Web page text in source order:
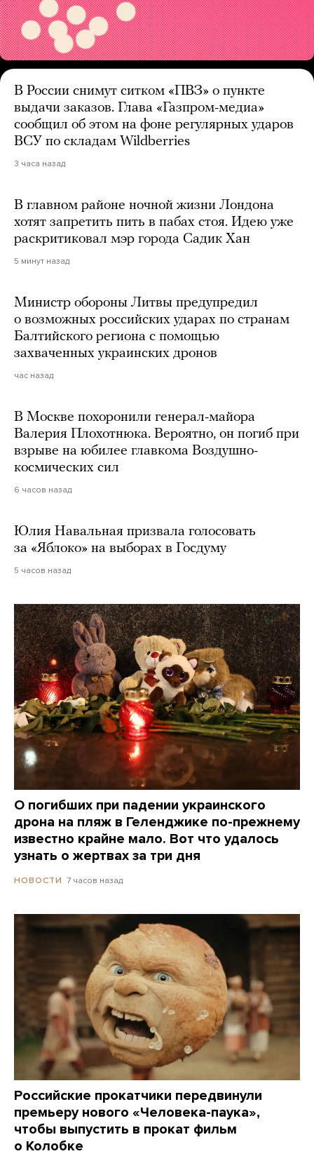
В России снимут ситком «ПВЗ» о пункте
выдачи заказов. Глава «Газпром-медиа»
сообщил об этом на фоне регулярных ударов
ВСУ по складам Wildberries
3 часа назад
В главном районе ночной жизни Лондона
хотят запретить пить в пабах стоя. Идею уже
раскритиковал мэр города Садик Хан
5 минут назад
Министр обороны Литвы предупредил
о возможных российских ударах по странам
Балтийского региона с помощью
захваченных украинских дронов
час назад
В Москве похоронили генерал-майора
Валерия Плохотнюка. Вероятно, он погиб при
взрыве на юбилее главкома Воздушно-
космических сил
6 часов назад
Юлия Навальная призвала голосовать
за «Яблоко» на выборах в Госдуму
5 часов назад
О погибших при падении украинского
дрона на пляж в Геленджике по-прежнему
известно крайне мало. Вот что удалось
узнать о жертвах за три дня
НОВОСТИ 7 часов назад
Российские прокатчики передвинули
премьеру нового «Человека-паука»,
чтобы выпустить в прокат фильм
о Колобке